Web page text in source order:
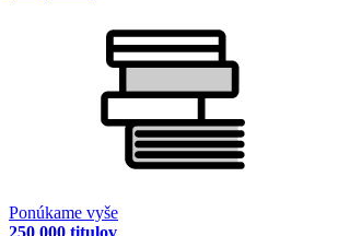
Ponúkame vyše
250 000 titulov